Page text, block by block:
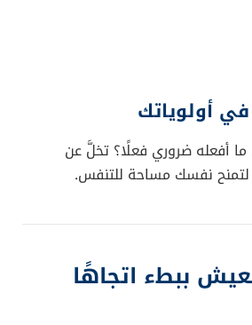
أفعله ضروري فعلًا؟ تخلَّ عن
لتمنح نفسك مساحة للتنفس.
ببطء اتجاهًا